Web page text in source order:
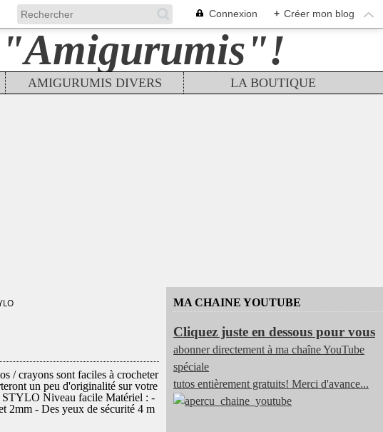
Connexion + Créer mon blog
AMIGURUMIS DIVERS LA BOUTIQUE
/ crayons sont faciles à crocheter
un peu d'originalité sur votre
Niveau facile Matériel : -
2mm - Des yeux de sécurité 4 m
MA CHAINE YOUTUBE
Cliquez juste en dessous pour vous
abonner directement à ma chaîne YouTube
spéciale
tutos entièrement gratuits! Merci d'avance...